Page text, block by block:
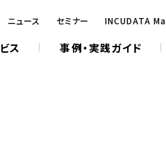
ス 事例・実践ガイド
ニュース セミナー INCUDATA